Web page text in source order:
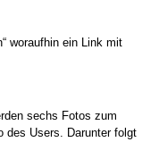
woraufhin ein Link mit
sechs Fotos zum
des Users. Darunter folgt